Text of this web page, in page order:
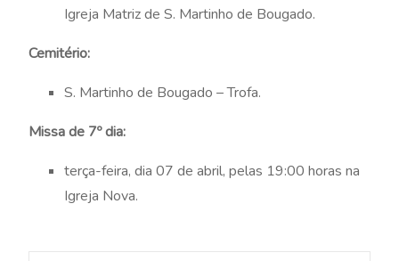
Igreja Matriz de S. Martinho de Bougado.
Cemitério:
S. Martinho de Bougado – Trofa.
Missa de 7º dia:
terça-feira, dia 07 de abril, pelas 19:00 horas na
Igreja Nova.